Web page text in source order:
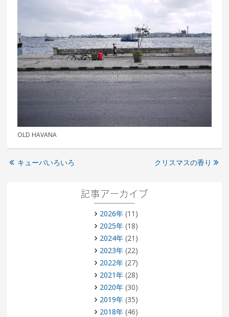
OLD HAVANA
キューバいろいろ クリスマスの香り
記事アーカイブ
2026年(11)
2025年(18)
2024年(21)
2023年(22)
2022年(27)
2021年(28)
2020年(30)
2019年(35)
2018年(46)